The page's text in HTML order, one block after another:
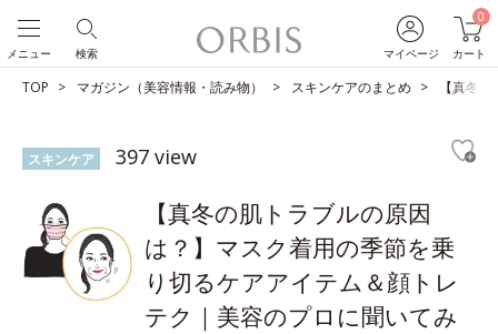
マイページ
0
カート
検索
メニュー
TOP マガジン（美容情報・読み物） スキンケアのまとめ 【真冬
スキンケア 397 view
【真冬の肌トラブルの原因
は？】マスク着用の季節を乗
り切るケアアイテム＆顔トレ
テク｜美容のプロに聞いてみ